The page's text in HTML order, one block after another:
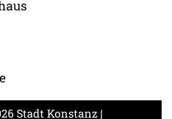
Stadt Konstanz |